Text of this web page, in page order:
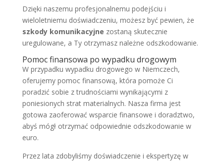
Dzięki naszemu profesjonalnemu podejściu i
wieloletniemu doświadczeniu, możesz być pewien, że
szkody komunikacyjne zostaną skutecznie
uregulowane, a Ty otrzymasz należne odszkodowanie.
Pomoc finansowa po wypadku drogowym
W przypadku wypadku drogowego w Niemczech,
oferujemy pomoc finansową, która pomoże Ci
poradzić sobie z trudnościami wynikającymi z
poniesionych strat materialnych. Nasza firma jest
gotowa zaoferować wsparcie finansowe i doradztwo,
abyś mógł otrzymać odpowiednie odszkodowanie w
euro.
Przez lata zdobyliśmy doświadczenie i ekspertyzę w